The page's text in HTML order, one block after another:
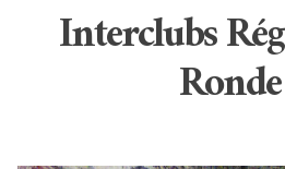
Interclubs